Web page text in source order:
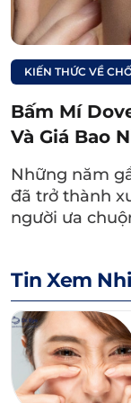
nhỏ kết hợp
là người
thường cuộc
sự nghiệp
KIẾN THỨC VỀ
Bấm Mí
Và Giá Bao
Những năm
đã trở thành
người ưa
Tin Xem